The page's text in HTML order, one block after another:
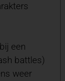
een
battles)
weer